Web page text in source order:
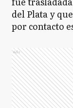
del Plata y
por contacto
Ads